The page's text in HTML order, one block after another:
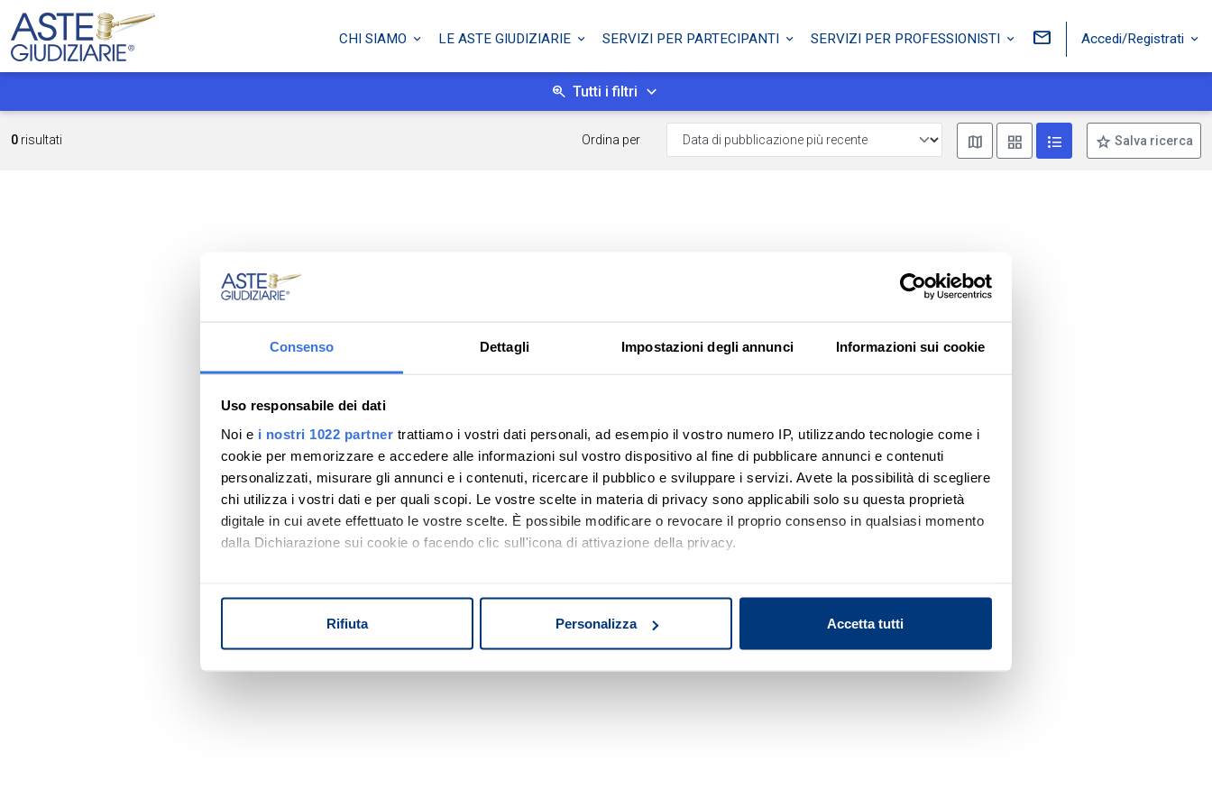
Consenso Dettagli Impostazioni degli annunci Informazioni sui cookie
Uso responsabile dei dati
Noi e i nostri 1022 partner trattiamo i vostri dati personali, ad esempio il vostro numero IP, utilizzando tecnologie come i
cookie per memorizzare e accedere alle informazioni sul vostro dispositivo al fine di pubblicare annunci e contenuti
personalizzati, misurare gli annunci e i contenuti, ricercare il pubblico e sviluppare i servizi. Avete la possibilità di scegliere
chi utilizza i vostri dati e per quali scopi. Le vostre scelte in materia di privacy sono applicabili solo su questa proprietà
digitale in cui avete effettuato le vostre scelte. È possibile modificare o revocare il proprio consenso in qualsiasi momento
dalla Dichiarazione sui cookie o facendo clic sull'icona di attivazione della privacy.
Identificare il tuo dispositivo, scansionandolo attivamente alla ricerca di caratteristiche specifiche (impronte
digitali).
Rifiuta Personalizza Accetta tutti
CHI SIAMO LE ASTE GIUDIZIARIE SERVIZI PER PARTECIPANTI SERVIZI PER PROFESSIONISTI Accedi/Registrati
Tutti i filtri
0 risultati Ordina per Mostra mappaMostra come box
Mostra come lista
Salva ricerca
Nessun risultato di ricerca
Prova a modificare o rimuovere alcuni filtri o
a cambiare l'area di ricerca.